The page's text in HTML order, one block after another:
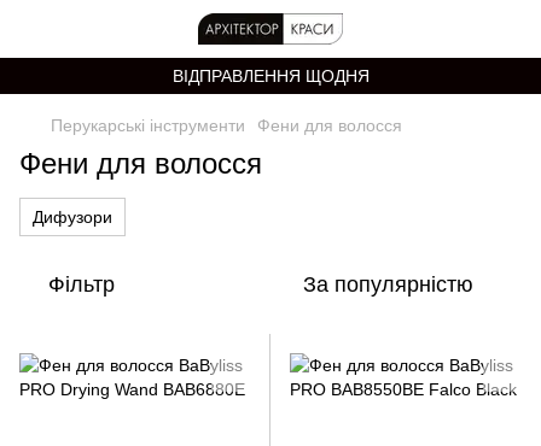
ВІДПРАВЛЕННЯ ЩОДНЯ
Перукарські інструменти Фени для волосся
Фени для волосся
Дифузори
Фільтр За популярністю